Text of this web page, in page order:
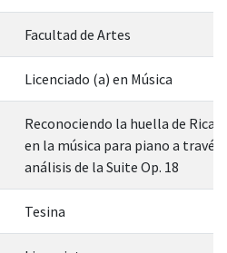
Facultad de Artes
Licenciado (a) en Música
Reconociendo la huella de
en la música para piano a través
análisis de la Suite Op. 18
Tesina